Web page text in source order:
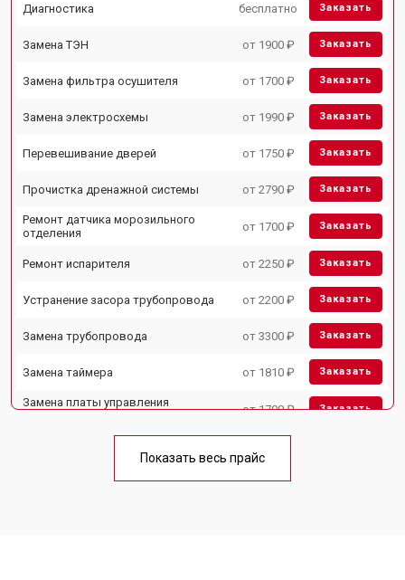
Диагностика бесплатно Заказать
Замена ТЭН от 1900 ₽ Заказать
Замена фильтра осушителя от 1700 ₽ Заказать
Замена электросхемы от 1990 ₽ Заказать
Перевешивание дверей от 1750 ₽ Заказать
Прочистка дренажной системы от 2790 ₽ Заказать
Ремонт датчика морозильного
отделения
от 1700 ₽ Заказать
Ремонт испарителя от 2250 ₽ Заказать
Устранение засора трубопровода от 2200 ₽ Заказать
Замена трубопровода от 3300 ₽ Заказать
Замена таймера от 1810 ₽ Заказать
Замена платы управления
от 1700 ₽ Заказать
Ремонт/замена датчика
Замена термостата от 1700 ₽
Показать весь прайс